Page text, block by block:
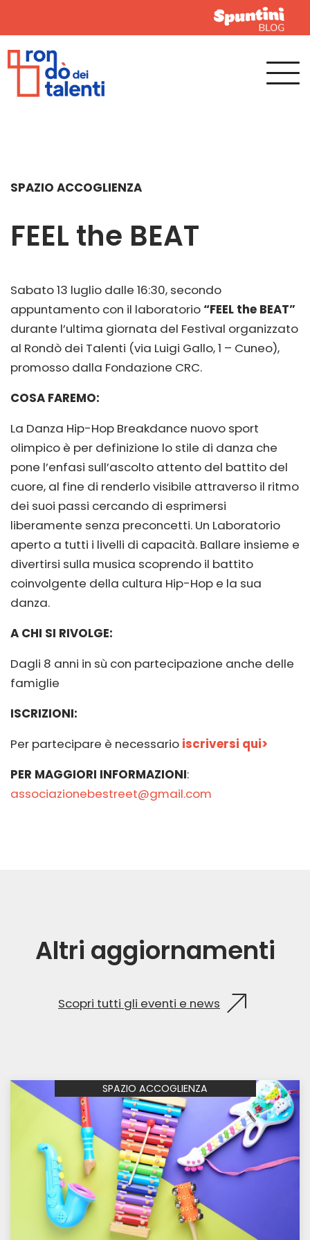
SPAZIO ACCOGLIENZA
FEEL the BEAT
Sabato 13 luglio dalle 16:30, secondo
appuntamento con il laboratorio“FEEL the BEAT”
durante l’ultima giornata del Festival organizzato
al Rondò dei Talenti (via Luigi Gallo, 1 – Cuneo),
promosso dalla Fondazione CRC.
COSA FAREMO:
La Danza Hip-Hop Breakdance nuovo sport
olimpico è per definizione lo stile di danza che
pone l’enfasi sull’ascolto attento del battito del
cuore, al fine di renderlo visibile attraverso il ritmo
dei suoi passi cercando di esprimersi
liberamente senza preconcetti. Un Laboratorio
aperto a tutti i livelli di capacità. Ballare insieme e
divertirsi sulla musica scoprendo il battito
coinvolgente della cultura Hip-Hop e la sua
danza.
A CHI SI RIVOLGE:
Dagli 8 anni in sù con partecipazione anche delle
famiglie
ISCRIZIONI:
Per partecipare è necessario iscriversi qui>
PER MAGGIORI INFORMAZIONI:
associazionebestreet@gmail.com
Altri aggiornamenti
Scopri tutti gli eventi e news
SPAZIO ACCOGLIENZA